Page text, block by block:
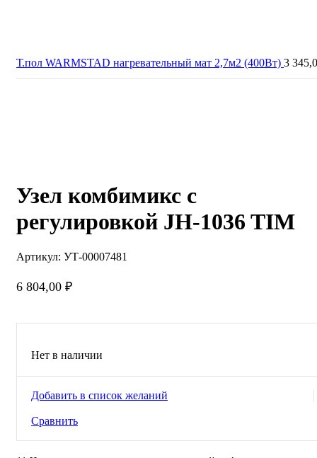
Т.пол WARMSTAD нагревательный мат 2,7м2 (400Вт) 3
Узел комбимикс с
регулировкой JH-1036 TIM
Артикул: УТ-00007481
6 804,00 ₽
Нет в наличии
Добавить в список желаний
Сравнить